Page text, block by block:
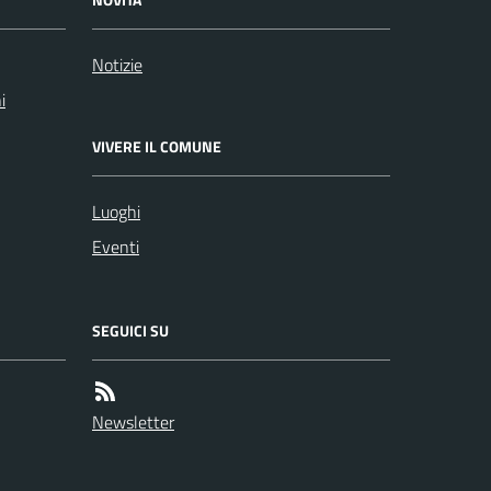
Notizie
VIVERE IL COMUNE
Luoghi
Eventi
SEGUICI SU
Newsletter